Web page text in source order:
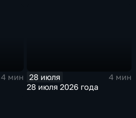
4 мин
28 июля
4 мин
28 июля 2026 года